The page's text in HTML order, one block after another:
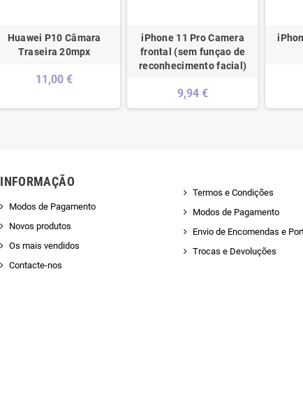
Huawei P10 Câmara
Traseira 20mpx
11,00 €
iPhone 11 Pro Camera
frontal (sem funçao de
reconhecimento facial)
9,94 €
INFORMAÇÃO
Modos de Pagamento
Novos produtos
Os mais vendidos
Contacte-nos
Termos e Condições
Modos de Pagamento
Envio de Encomendas e
Trocas e Devoluções